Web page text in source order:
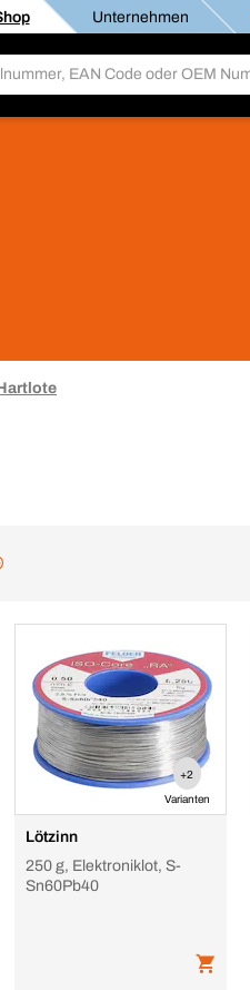
Unternehmen
+2
Varianten
Lötzinn
250 g, Elektroniklot, S-
Sn60Pb40